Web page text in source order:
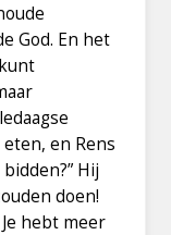
God. En het
en Rens
Hij
doen!
hebt meer